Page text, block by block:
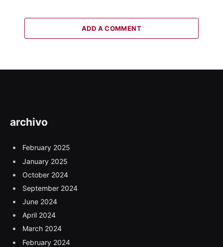
ADD A COMMENT
archivo
February 2025
January 2025
October 2024
September 2024
June 2024
April 2024
March 2024
February 2024